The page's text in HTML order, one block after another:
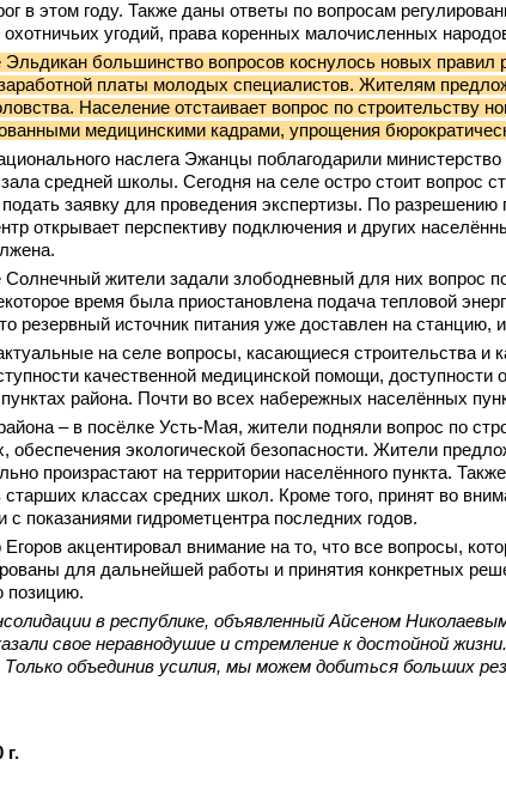
в этом году. Также даны ответы по вопросам
охотничьих угодий, права коренных малочисленных
Эльдикан большинство вопросов коснулось новых
платы молодых специалистов. Жителям
Население отстаивает вопрос по строительству
медицинскими кадрами, упрощения
наслега Эжанцы поблагодарили министерство
зала средней школы. Сегодня на селе остро стоит вопрос
заявку для проведения экспертизы. По
открывает перспективу подключения и других
Солнечный жители задали злободневный для них вопрос
время была приостановлена подача тепловой
резервный источник питания уже доставлен на
на селе вопросы, касающиеся строительства и
качественной медицинской помощи,
района. Почти во всех набережных населённых
– в посёлке Усть-Мая, жители подняли вопрос по
обеспечения экологической безопасности. Жители
произрастают на территории населённого пункта.
классах средних школ. Кроме того, принят во
с показаниями гидрометцентра последних годов.
акцентировал внимание на то, что все вопросы,
для дальнейшей работы и принятия конкретных
позицию.
в республике, объявленный Айсеном
свое неравнодушие и стремление к достойной
объединив усилия, мы можем добиться больших
г.